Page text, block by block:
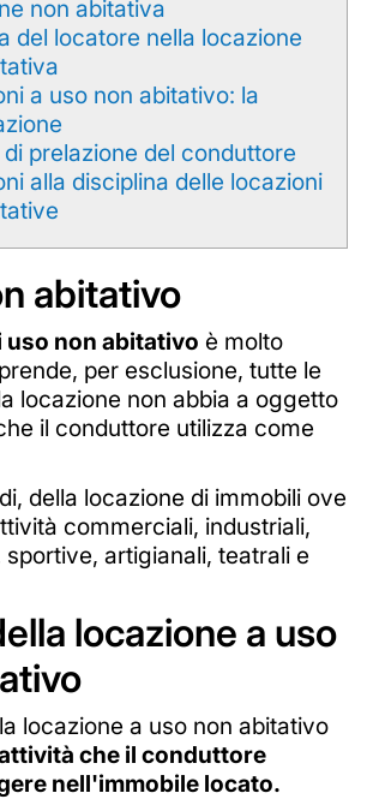
non abitativa
del locatore nella locazione
a uso non abitativo: la
di prelazione del conduttore
alla disciplina delle locazioni
abitativo
non abitativo è molto
per esclusione, tutte le
locazione non abbia a oggetto
il conduttore utilizza come
della locazione di immobili ove
commerciali, industriali,
artigianali, teatrali e
locazione a uso
locazione a uso non abitativo
che il conduttore
nell'immobile locato.